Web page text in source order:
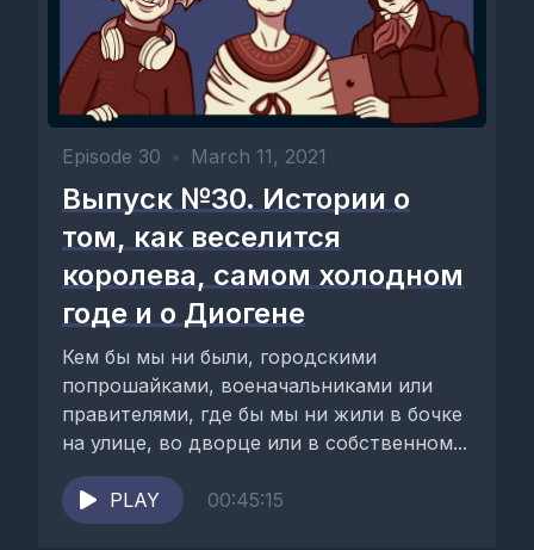
Episode 30 • March 11, 2021
Выпуск №30. Истории о
том, как веселится
королева, самом холодном
годе и о Диогене
Кем бы мы ни были, городскими
попрошайками, военачальниками или
правителями, где бы мы ни жили в бочке
на улице, во дворце или в собственном...
PLAY 00:45:15